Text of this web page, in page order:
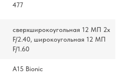
477
сверхширокоугольная 12 МП 2x
F/2.40, широкоугольная 12 МП
F/1.60
A15 Bionic